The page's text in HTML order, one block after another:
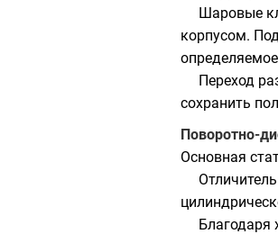
Шаровые
корпусом.
Переход
сохранить
Поворотно-
Основная
Благодаря